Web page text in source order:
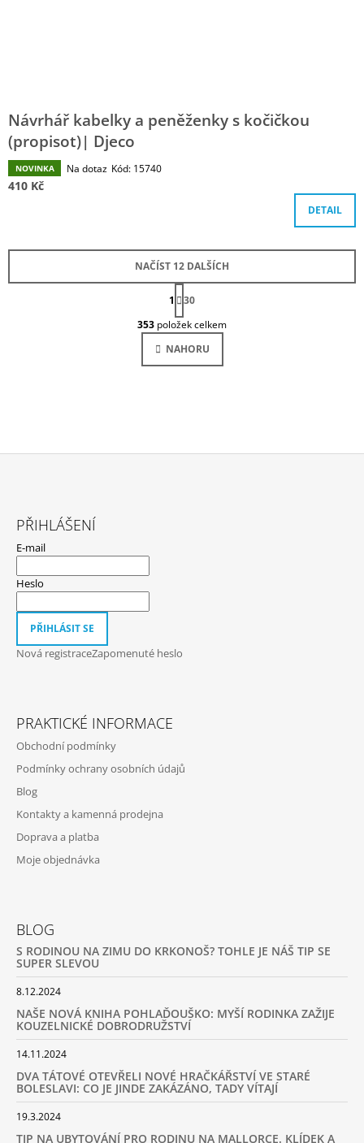
Návrhář kabelky a peněženky s kočičkou
(propisot)| Djeco
NOVINKA Na dotaz Kód: 15740
410 Kč
DETAIL
O
V
L
Á
R
NAČÍST 12 DALŠÍCH
S
T
R
Á
N
K
O
1
30
353 položek celkem
NAHORU
PŘIHLÁŠENÍ
E-mail
Heslo
PŘIHLÁSIT SE
Nová registraceZapomenuté heslo
PRAKTICKÉ INFORMACE
Obchodní podmínky
Podmínky ochrany osobních údajů
Blog
Kontakty a kamenná prodejna
Doprava a platba
Moje objednávka
BLOG
S RODINOU NA ZIMU DO KRKONOŠ? TOHLE JE NÁŠ TIP SE
SUPER SLEVOU
8.12.2024
NAŠE NOVÁ KNIHA POHLAĎOUŠKO: MYŠÍ RODINKA ZAŽIJE
KOUZELNICKÉ DOBRODRUŽSTVÍ
14.11.2024
DVA TÁTOVÉ OTEVŘELI NOVÉ HRAČKÁŘSTVÍ VE STARÉ
BOLESLAVI: CO JE JINDE ZAKÁZÁNO, TADY VÍTAJÍ
19.3.2024
TIP NA UBYTOVÁNÍ PRO RODINU NA MALLORCE. KLÍDEK A